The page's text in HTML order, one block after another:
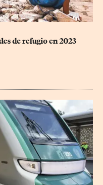
de refugio en 2023